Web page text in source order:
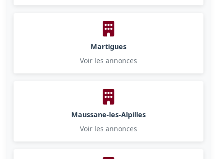
Martigues
Voir les annonces
Maussane-les-Alpilles
Voir les annonces